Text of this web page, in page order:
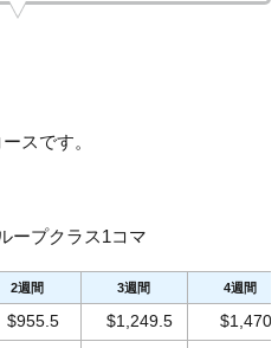
スです。
ープクラス1コマ
2週間 3週間 4週間
$955.5 $1,249.5 $1,470